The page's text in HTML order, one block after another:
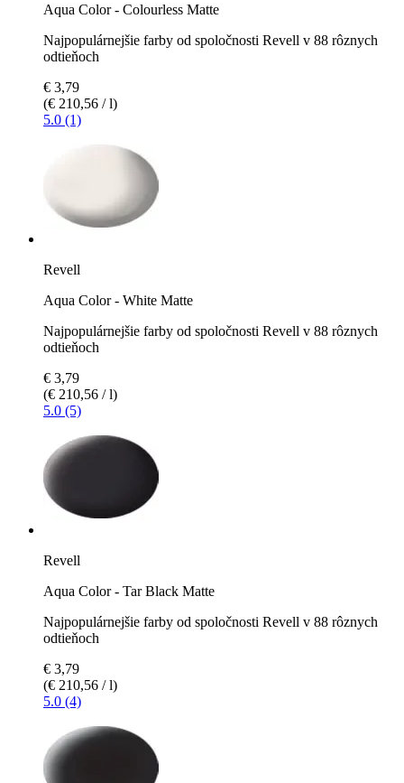
Aqua Color - Colourless Matte
Najpopulárnejšie farby od spoločnosti Revell v 88 rôznych
odtieňoch
€ 3,79
(€ 210,56 / l)
5.0 (1)
Revell
Aqua Color - White Matte
Najpopulárnejšie farby od spoločnosti Revell v 88 rôznych
odtieňoch
€ 3,79
(€ 210,56 / l)
5.0 (5)
Revell
Aqua Color - Tar Black Matte
Najpopulárnejšie farby od spoločnosti Revell v 88 rôznych
odtieňoch
€ 3,79
(€ 210,56 / l)
5.0 (4)